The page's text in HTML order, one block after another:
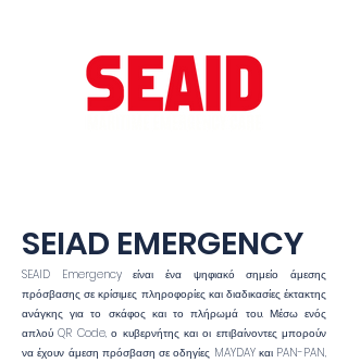
SEIAD EMERGENCY
SEAID Emergency είναι ένα ψηφιακό σημείο άμεσης
πρόσβασης σε κρίσιμες πληροφορίες και διαδικασίες έκτακτης
ανάγκης για το σκάφος και το πλήρωμά του. Μέσω ενός
απλού QR Code, ο κυβερνήτης και οι επιβαίνοντες μπορούν
να έχουν άμεση πρόσβαση σε οδηγίες MAYDAY και PAN-PAN,